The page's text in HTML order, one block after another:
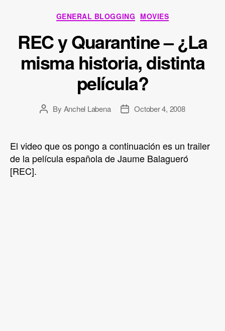
Categories
GENERAL BLOGGING MOVIES
REC y Quarantine – ¿La
misma historia, distinta
película?
PostBy Anchel Labena
PostOctober 4, 2008
El video que os pongo a continuación es un trailer
de la película española de Jaume Balagueró
[REC].